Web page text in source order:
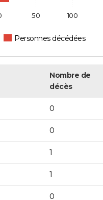
Personnes décédées
50 100
Nombre de
décès
0
0
1
1
0